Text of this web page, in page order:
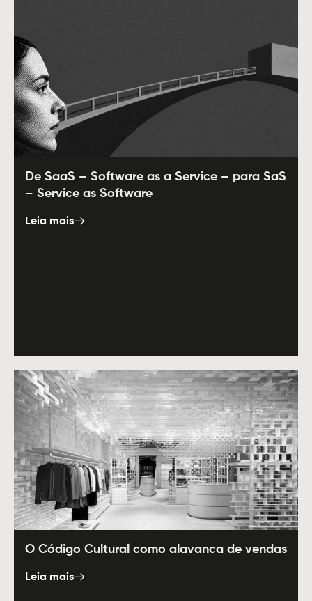
De SaaS – Software as a Service – para SaS
– Service as Software
Leia mais
O Código Cultural como alavanca de vendas
Leia mais